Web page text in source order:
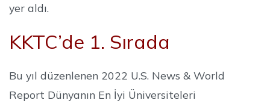
yer aldı.
KKTC’de 1. Sırada
Bu yıl düzenlenen 2022 U.S. News & World
Report Dünyanın En İyi Üniversiteleri